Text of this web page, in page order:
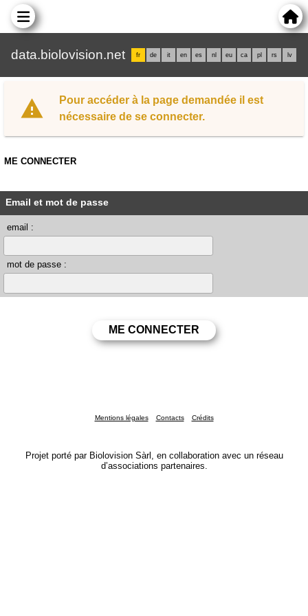
data.biolovision.net fr de it en es nl eu ca pl rs lv
Pour accéder à la page demandée il est
nécessaire de se connecter.
ME CONNECTER
Email et mot de passe
email :
mot de passe :
Mentions légales Contacts Crédits
Projet porté par Biolovision Sàrl, en collaboration avec un réseau
d’associations partenaires.